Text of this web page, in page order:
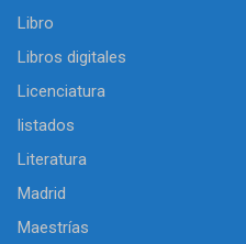
Libro
Libros digitales
Licenciatura
listados
Literatura
Madrid
Maestrías